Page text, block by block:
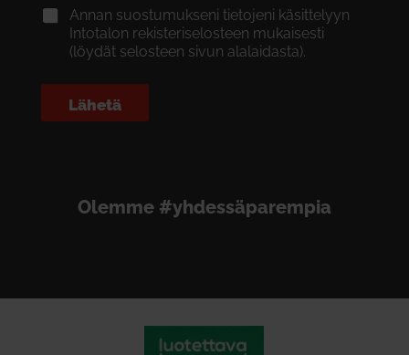
Annan suostumukseni tietojeni käsittelyyn
Intotalon rekisteriselosteen mukaisesti
(löydät selosteen sivun alalaidasta).
Lähetä
Olemme #yhdessäparempia